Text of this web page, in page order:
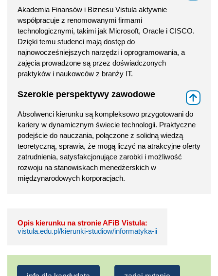
Akademia Finansów i Biznesu Vistula aktywnie
współpracuje z renomowanymi firmami
technologicznymi, takimi jak Microsoft, Oracle i CISCO.
Dzięki temu studenci mają dostęp do
najnowocześniejszych narzędzi i oprogramowania, a
zajęcia prowadzone są przez doświadczonych
praktyków i naukowców z branży IT.
Szerokie perspektywy zawodowe
Absolwenci kierunku są kompleksowo przygotowani do
kariery w dynamicznym świecie technologii. Praktyczne
podejście do nauczania, połączone z solidną wiedzą
teoretyczną, sprawia, że mogą liczyć na atrakcyjne oferty
zatrudnienia, satysfakcjonujące zarobki i możliwość
rozwoju na stanowiskach menedżerskich w
międzynarodowych korporacjach.
Opis kierunku na stronie AFiB Vistula:
vistula.edu.pl/kierunki-studiow/informatyka-ii